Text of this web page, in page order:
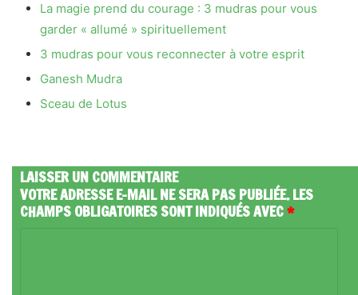
La magie prend du courage : 3 mudras pour vous
garder « allumé » spirituellement
3 mudras pour vous reconnecter à votre esprit
Ganesh Mudra
Sceau de Lotus
LAISSER UN COMMENTAIRE
VOTRE ADRESSE E-MAIL NE SERA PAS PUBLIÉE.LES
CHAMPS OBLIGATOIRES SONT INDIQUÉS AVEC*